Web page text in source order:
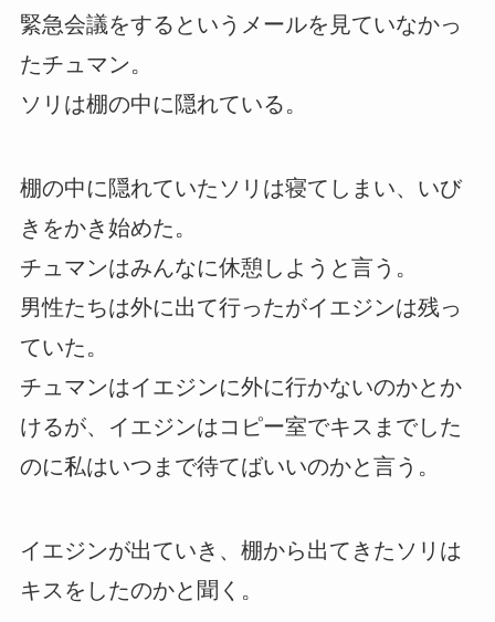
緊急会議をするというメールを見ていなかっ
たチュマン。
ソリは棚の中に隠れている。
棚の中に隠れていたソリは寝てしまい、いび
きをかき始めた。
チュマンはみんなに休憩しようと言う。
男性たちは外に出て行ったがイエジンは残っ
ていた。
チュマンはイエジンに外に行かないのかとか
けるが、イエジンはコピー室でキスまでした
のに私はいつまで待てばいいのかと言う。
イエジンが出ていき、棚から出てきたソリは
キスをしたのかと聞く。